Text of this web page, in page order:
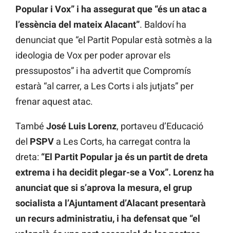
Popular i Vox” i ha assegurat que “és un atac a
l’essència del mateix Alacant”. Baldoví ha
denunciat que “el Partit Popular està sotmès a la
ideologia de Vox per poder aprovar els
pressupostos” i ha advertit que Compromís
estarà “al carrer, a Les Corts i als jutjats” per
frenar aquest atac.
També José Luis Lorenz, portaveu d’Educació
del PSPV a Les Corts, ha carregat contra la
dreta: “El Partit Popular ja és un partit de dreta
extrema i ha decidit plegar-se a Vox”. Lorenz ha
anunciat que si s’aprova la mesura, el grup
socialista a l’Ajuntament d’Alacant presentarà
un recurs administratiu, i ha defensat que “el